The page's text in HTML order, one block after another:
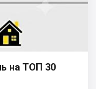
на ТОП 30